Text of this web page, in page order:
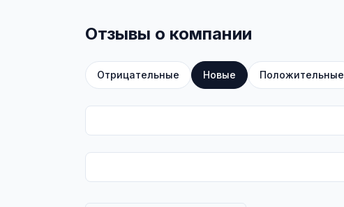
Отзывы о компании
Отрицательные Новые Положительные